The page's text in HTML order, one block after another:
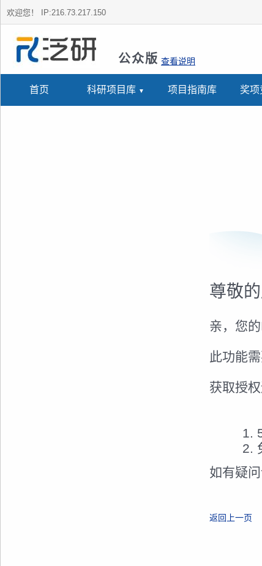
欢迎您！ IP:216.73.217.150
公众版 查看说明
首页 科研项目库 项目指南库 奖项
尊敬
亲，您
此功能需
获取授权
如有疑
返回上一页